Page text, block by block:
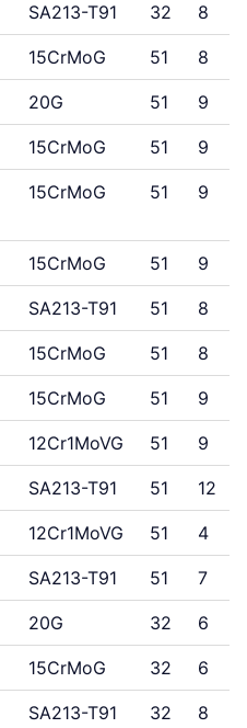
SA213-T91 32 8
15CrMoG 51 8
20G 51 9
15CrMoG 51 9
15CrMoG 51 9
15CrMoG 51 9
SA213-T91 51 8
15CrMoG 51 8
15CrMoG 51 9
12Cr1MoVG 51 9
SA213-T91 51 12
12Cr1MoVG 51 4
SA213-T91 51 7
20G 32 6
15CrMoG 32 6
SA213-T91 32 8